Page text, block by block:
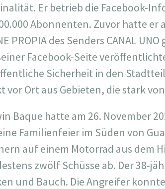
Er betrieb die Facebook-
Abonnenten. Zuvor hatte er
PROPIA des Senders CANAL
Facebook-Seite
Sicherheit in den
vor Ort aus Gebieten, die stark
Baque hatte am 26. November
Familienfeier im Süden von
auf einem Motorrad aus dem
zwölf Schüsse ab. Der 38-
und Bauch. Die Angreifer